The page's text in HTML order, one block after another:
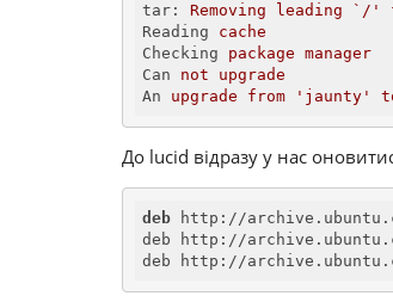
tar : Removing leading `/'
Reading
cache
Checking
package manager
Can
not upgrade
An
upgrade from
До lucid відразу у нас
deb http://
deb http://
deb http://